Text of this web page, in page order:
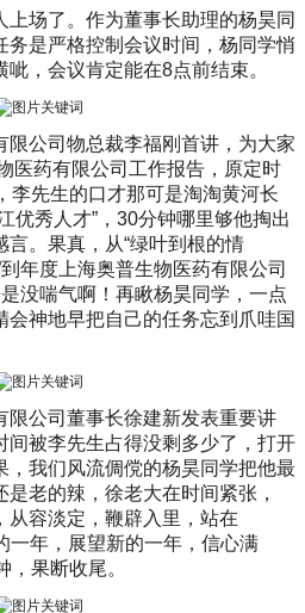
场了。作为董事长助理的杨昊同
务是严格控制会议时间，杨同学悄
，会议肯定能在8点前结束。
限公司物总裁李福刚首讲，为大家
医药有限公司工作报告，原定时
李先生的口才那可是淘淘黄河长
优秀人才”，30分钟哪里够他掏出
。果真，从“绿叶到根的情
到年度上海奥普生物医药有限公司
没喘气啊！再瞅杨昊同学，一点
神地早把自己的任务忘到爪哇国
限公司董事长徐建新发表重要讲
间被李先生占得没剩多少了，打开
，我们风流倜傥的杨昊同学把他最
老的辣，徐老大在时间紧张，
从容淡定，鞭辟入里，站在
一年，展望新的一年，信心满
果断收尾。